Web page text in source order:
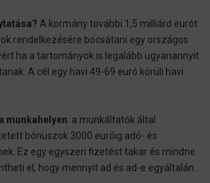
A kormány további 1,5 milliárd eurót
rendelkezésére bocsátani egy országos
ha a tartományok is legalább ugyanannyit
A cél egy havi 49-69 euró körüli havi
munkahelyen: a munkáltatók által
bónuszok 3000 euróig adó- és
Ez egy egyszeri fizetést takar és mindne
el, hogy mennyit ad és ad-e egyáltalán.